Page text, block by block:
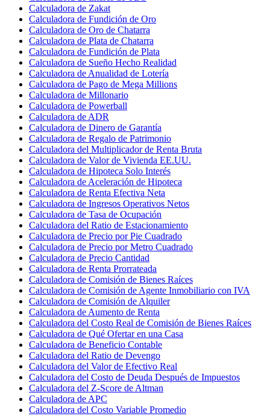
Calculadora de Zakat
Calculadora de Fundición de Oro
Calculadora de Oro de Chatarra
Calculadora de Plata de Chatarra
Calculadora de Fundición de Plata
Calculadora de Sueño Hecho Realidad
Calculadora de Anualidad de Lotería
Calculadora de Pago de Mega Millions
Calculadora de Millonario
Calculadora de Powerball
Calculadora de ADR
Calculadora de Dinero de Garantía
Calculadora de Regalo de Patrimonio
Calculadora del Multiplicador de Renta Bruta
Calculadora de Valor de Vivienda EE.UU.
Calculadora de Hipoteca Solo Interés
Calculadora de Aceleración de Hipoteca
Calculadora de Renta Efectiva Neta
Calculadora de Ingresos Operativos Netos
Calculadora de Tasa de Ocupación
Calculadora del Ratio de Estacionamiento
Calculadora de Precio por Pie Cuadrado
Calculadora de Precio por Metro Cuadrado
Calculadora de Precio Cantidad
Calculadora de Renta Prorrateada
Calculadora de Comisión de Bienes Raíces
Calculadora de Comisión de Agente Inmobiliario con IVA
Calculadora de Comisión de Alquiler
Calculadora de Aumento de Renta
Calculadora del Costo Real de Comisión de Bienes Raíces
Calculadora de Qué Ofertar en una Casa
Calculadora de Beneficio Contable
Calculadora del Ratio de Devengo
Calculadora del Valor de Efectivo Real
Calculadora del Costo de Deuda Después de Impuestos
Calculadora del Z-Score de Altman
Calculadora de APC
Calculadora del Costo Variable Promedio